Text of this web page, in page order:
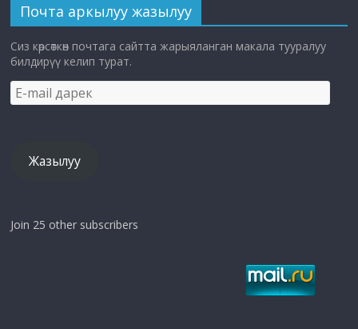
Почта аркылуу жазылуу
Сиз көрсөткөн почтага сайтта жарыяланган макала тууралуу
билдирүү келип турат.
E-
mail
Жазылуу
Join 25 other subscribers